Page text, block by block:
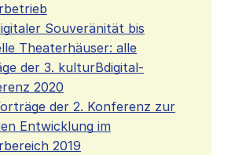
Souveränität bis
Theaterhäuser: alle
der 3. kulturBdigital-
2020
der 2. Konferenz zur
Entwicklung im
2019